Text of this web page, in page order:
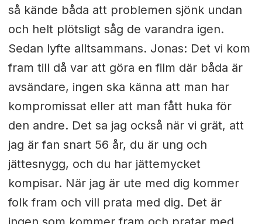
så kände båda att problemen sjönk undan
och helt plötsligt såg de varandra igen.
Sedan lyfte alltsammans. Jonas: Det vi kom
fram till då var att göra en film där båda är
avsändare, ingen ska känna att man har
kompromissat eller att man fått huka för
den andre. Det sa jag också när vi grät, att
jag är fan snart 56 år, du är ung och
jättesnygg, och du har jättemycket
kompisar. När jag är ute med dig kommer
folk fram och vill prata med dig. Det är